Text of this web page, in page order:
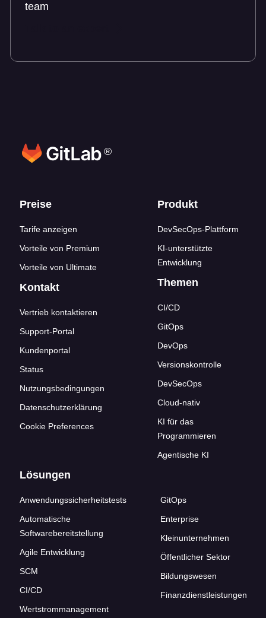
team
®
Footer-Links
Preise
Tarife anzeigen
Vorteile von Premium
Vorteile von Ultimate
Kontakt
Vertrieb kontaktieren
Support-Portal
Kundenportal
Status
Nutzungsbedingungen
Datenschutzerklärung
Cookie Preferences
Produkt
DevSecOps-Plattform
KI-unterstützte
Entwicklung
Themen
CI/CD
GitOps
DevOps
Versionskontrolle
DevSecOps
Cloud-nativ
KI für das
Programmieren
Agentische KI
Lösungen
Anwendungssicherheitstests
Automatische
Softwarebereitstellung
Agile Entwicklung
SCM
CI/CD
Wertstrommanagement
GitOps
Enterprise
Kleinunternehmen
Öffentlicher Sektor
Bildungswesen
Finanzdienstleistungen